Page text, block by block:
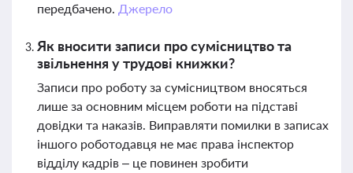
передбачено. Джерело
Як вносити записи про сумісництво та
звільнення у трудові книжки?
Записи про роботу за сумісництвом вносяться
лише за основним місцем роботи на підставі
довідки та наказів. Виправляти помилки в записах
іншого роботодавця не має права інспектор
відділу кадрів – це повинен зробити